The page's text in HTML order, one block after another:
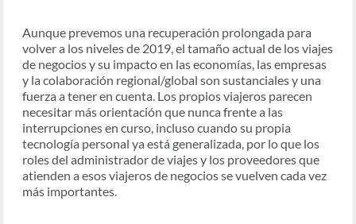
Aunque prevemos una recuperación prolongada para
volver a los niveles de 2019, el tamaño actual de los viajes
de negocios y su impacto en las economías, las empresas
y la colaboración regional/global son sustanciales y una
fuerza a tener en cuenta. Los propios viajeros parecen
necesitar más orientación que nunca frente a las
interrupciones en curso, incluso cuando su propia
tecnología personal ya está generalizada, por lo que los
roles del administrador de viajes y los proveedores que
atienden a esos viajeros de negocios se vuelven cada vez
más importantes.